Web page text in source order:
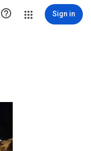
 Sign in